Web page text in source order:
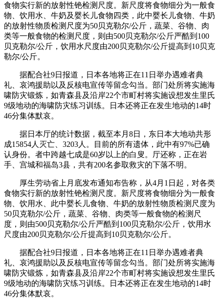
食物实行新的放射性铯检测尺度。新尺度将食物细分为一般食
物、饮用水、牛奶及婴长儿食物四类，此中婴长儿食物、牛奶
的放射性物质检测尺度为50贝克勒尔/公斤，蔬菜、谷物、肉
类等一般食物的检测尺度，则由500贝克勒尔/公斤严酷到100
贝克勒尔/公斤，饮用水尺度由200贝克勒尔/公斤提高到10贝克
勒尔/公斤。
据配合社9日报道，日本各地将正在11日举办遇难者典
礼、哀鸿援助以及反核电宣传等留念勾当。部门处所将实施海
啸防灾锻炼，如青森县及沿岸22个市町村将实施设想发生里氏
9级地动的海啸防灾练习训练。日本还将正在发生地动的14时
46分集体默哀。
据日本厅的统计数据，截至本月8日，东日本大地动共形
成15854人灭亡、3203人。目前的所有遗体，此中有97%已确
认身份。者中跨越七成是60岁以上的白叟。厅还称，正在岩
手、宫城和福岛3县，共有200名参取救灾的下落不明。
厚生劳动省上月底发布通知布告称，从4月1日起，对各类
食物实行新的放射性铯检测尺度。新尺度将食物细分为一般食
物、饮用水、此中婴长儿食物、牛奶的放射性物质检测尺度为
50贝克勒尔/公斤，蔬菜、谷物、肉类等一般食物的检测尺
度，则由500贝克勒尔/公斤严酷到100贝克勒尔/公斤，饮用水
尺度由200贝克勒尔/公斤提高到10贝克勒尔/公斤。
据配合社9日报道，日本各地将正在11日举办遇难者典
礼、哀鸿援助以及反核电宣传等留念勾当。部门处所将实施海
啸防灾锻炼，如青森县及沿岸22个市町村将实施设想发生里氏
9级地动的海啸防灾练习训练。日本还将正在发生地动的14时
46分集体默哀。